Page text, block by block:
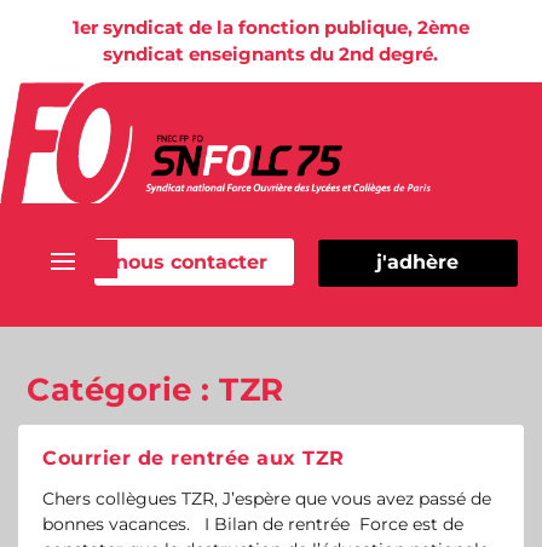
1er syndicat de la fonction publique, 2ème
syndicat enseignants du 2nd degré.
nous contacter j'adhère
Catégorie :TZR
Courrier de rentrée aux TZR
Chers collègues TZR, J’espère que vous avez passé de
bonnes vacances. I Bilan de rentrée Force est de